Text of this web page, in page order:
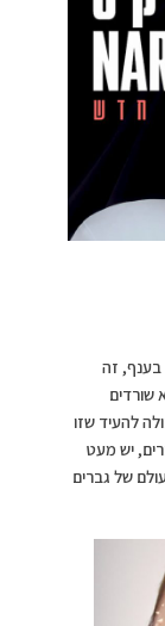
זה
שורדים
להעיד שזו
יש מעט
של גברים